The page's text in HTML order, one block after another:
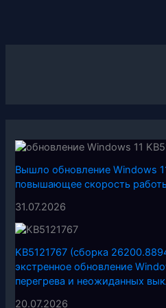
Вышло обновление Windows
повышающее скорость
31.07.2026
KB5121767 (сборка
экстренное обновление
перегрева и неожиданных
20.07.2026